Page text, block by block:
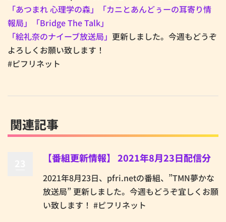
「あつまれ 心理学の森」
「カニとあんどぅーの耳寄り情
報局」
「Bridge The Talk」
「絵礼奈のナイーブ放送局」 更新しました。今週もどうぞ
よろしくお願い致します！
#ピフリネット
関連記事
【番組更新情報】 2021年8月23日配信分
2021年8月23日、pfri.netの番組、”TMN夢かな
放送局” 更新しました。今週もどうぞ宜しくお願
い致します！ #ピフリネット